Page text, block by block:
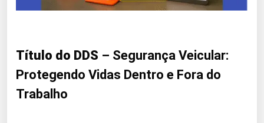
Título do DDS – Segurança Veicular:
Protegendo Vidas Dentro e Fora do
Trabalho